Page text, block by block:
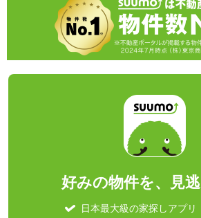
好みの物件を、見
日本最大級の家探しアプリ